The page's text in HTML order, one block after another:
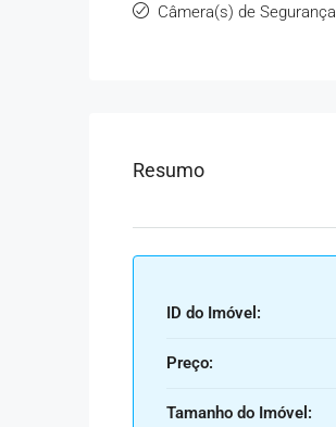
Câmera(s) de Segurança
Resumo
ID do Imóvel:
Preço:
Tamanho do Imóvel: